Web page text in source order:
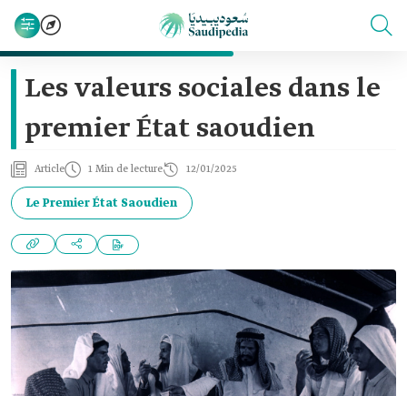
Les valeurs sociales dans le
premier État saoudien
Article 1 Min de lecture 12/01/2025
Le Premier État Saoudien